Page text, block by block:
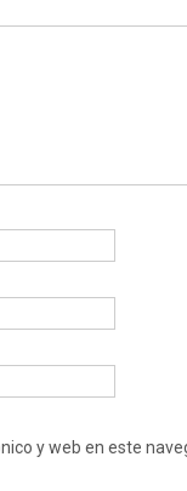
y web en este